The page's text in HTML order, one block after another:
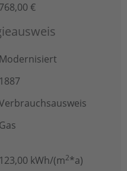
768,00 €
Modernisiert
1887
Gas
123,00 kWh/(m2*a)